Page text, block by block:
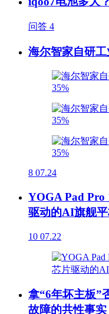
问答 4
海尔智家自研
8 07.24
YOGA Pad Pro
驱动的AI旗舰平
10 07.22
拿“6年坏主板”
故障的共性事实